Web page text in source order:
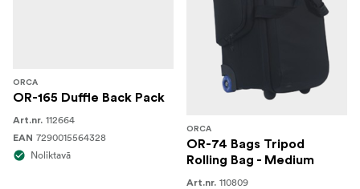
ORCA
OR-165 Duffle Back Pack
Art.nr. 112664
EAN 7290015564328
Noliktavā
ORCA
OR-74 Bags Tripod
Rolling Bag - Medium
Art.nr. 110809